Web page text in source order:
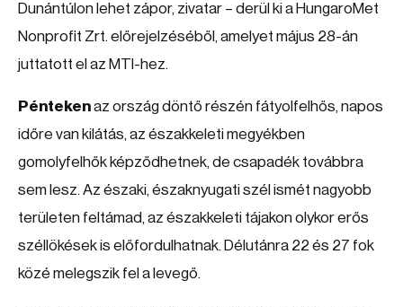
Dunántúlon lehet zápor, zivatar – derül ki a HungaroMet
Nonprofit Zrt. előrejelzéséből, amelyet május 28-án
juttatott el az MTI-hez.
Péntekenaz ország döntő részén fátyolfelhős, napos
időre van kilátás, az északkeleti megyékben
gomolyfelhők képződhetnek, de csapadék továbbra
sem lesz. Az északi, északnyugati szél ismét nagyobb
területen feltámad, az északkeleti tájakon olykor erős
széllökések is előfordulhatnak. Délutánra 22 és 27 fok
közé melegszik fel a levegő.